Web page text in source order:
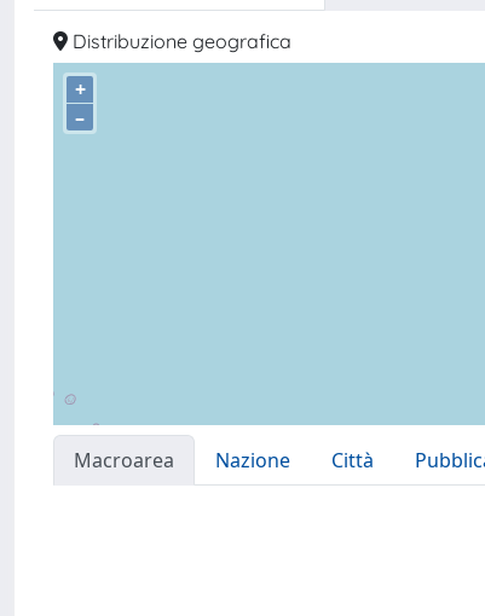
Distribuzione geografica
+
–
Macroarea Nazione Città